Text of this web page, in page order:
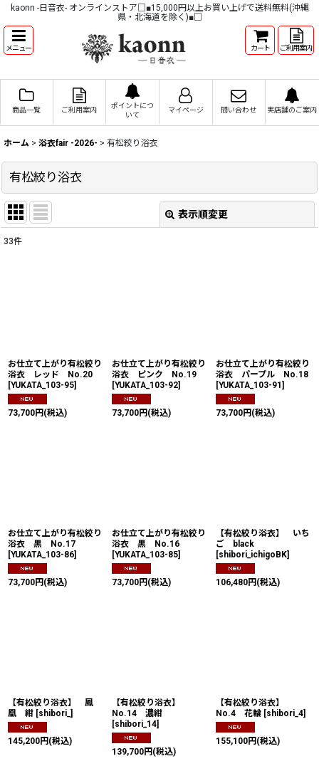
kaonn -日音衣- オンラインストア□■15,000円以上お買い上げで送料無料(沖縄
県・北海道を除く)■□
メニュー カート ご利用案内
商品一覧 ご利用案内
ポイントにつ
いて
マイページ 問い合わせ 実店舗のご案内
ホーム > 浴衣fair -2026- > 有松絞り浴衣
有松絞り浴衣
表示順変更
33件
お仕立て上がり有松絞り
浴衣 レッド No.20
[YUKATA_103-95]
73,700円 (税込)
お仕立て上がり有松絞り
浴衣 ピンク No.19
[YUKATA_103-92]
73,700円 (税込)
お仕立て上がり有松絞り
浴衣 パープル No.18
[YUKATA_103-91]
73,700円 (税込)
お仕立て上がり有松絞り
浴衣 黒 No.17
[YUKATA_103-86]
73,700円 (税込)
お仕立て上がり有松絞り
浴衣 黒 No.16
[YUKATA_103-85]
73,700円 (税込)
【有松絞り浴衣】 いち
ご black
[shibori_ichigoBK]
106,480円 (税込)
【有松絞り浴衣】 鳳
凰 紺 [shibori_]
145,200円 (税込)
【有松絞り浴衣】
No.14 濃紺
[shibori_14]
139,700円 (税込)
【有松絞り浴衣】
No.4 花輪 [shibori_4]
155,100円 (税込)